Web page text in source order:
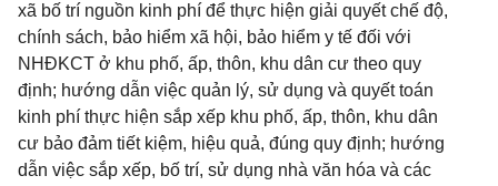
xã bố trí nguồn kinh phí để thực hiện giải quyết chế độ,
chính sách, bảo hiểm xã hội, bảo hiểm y tế đối với
NHĐKCT ở khu phố, ấp, thôn, khu dân cư theo quy
định; hướng dẫn việc quản lý, sử dụng và quyết toán
kinh phí thực hiện sắp xếp khu phố, ấp, thôn, khu dân
cư bảo đảm tiết kiệm, hiệu quả, đúng quy định; hướng
dẫn việc sắp xếp, bố trí, sử dụng nhà văn hóa và các